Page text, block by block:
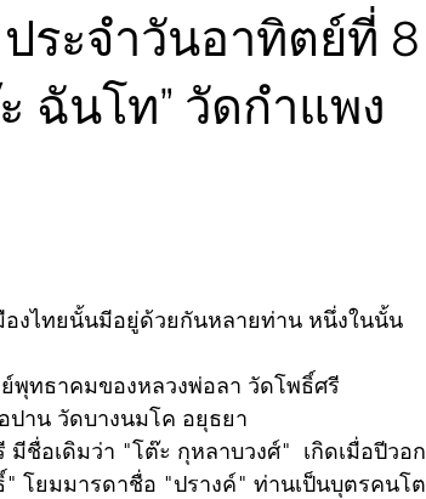
ระจำวันอาทิตย์ที่ 8
ฉันโท” วัดกำแพง
งไทยนั้นมีอยู่ด้วยกันหลายท่าน หนึ่งในนั้น
ปาน วัดบางนมโค อยุธยา
ชื่อเดิมว่า "โต๊ะ กุหลาบวงศ์"  เกิดเมื่อปีวอก
โยมมารดาชื่อ "ปรางค์" ท่านเป็นบุตรคนโต